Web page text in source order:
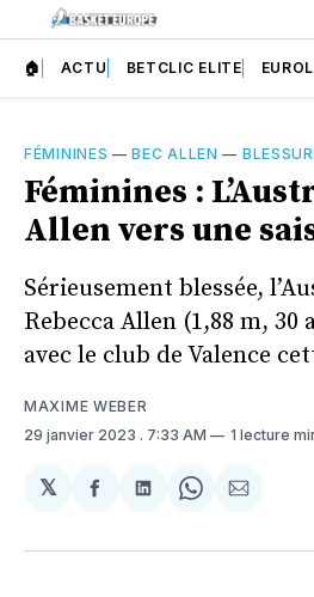
🏠 ACTU BETCLIC ELITE
FÉMININES —BEC ALLEN —
Féminines :
Allen vers une
Sérieusement blessée,
Rebecca Allen (1,88 m, 30
avec le club de Valence
MAXIME WEBER
29 janvier 2023 . 7:33 AM 1 lecture
𝕏
Partager
Facebook
Partager
LinkedIn
Share
WhatsApp